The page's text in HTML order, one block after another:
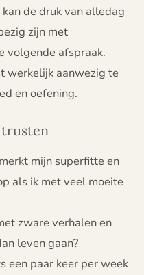
de druk van alledag
zijn met
volgende afspraak.
werkelijk aanwezig te
en oefening.
mijn superfitte en
als ik met veel moeite
zware verhalen en
leven gaan?
een paar keer per week